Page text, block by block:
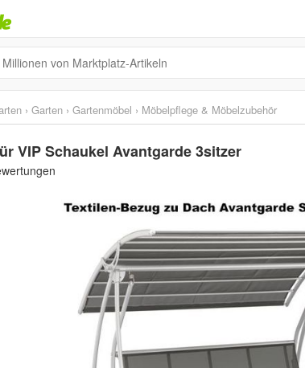
› Garten › Gartenmöbel › Möbelpflege & Möbelzubehör
VIP Schaukel Avantgarde 3sitzer